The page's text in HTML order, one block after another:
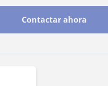
Contactar ahora